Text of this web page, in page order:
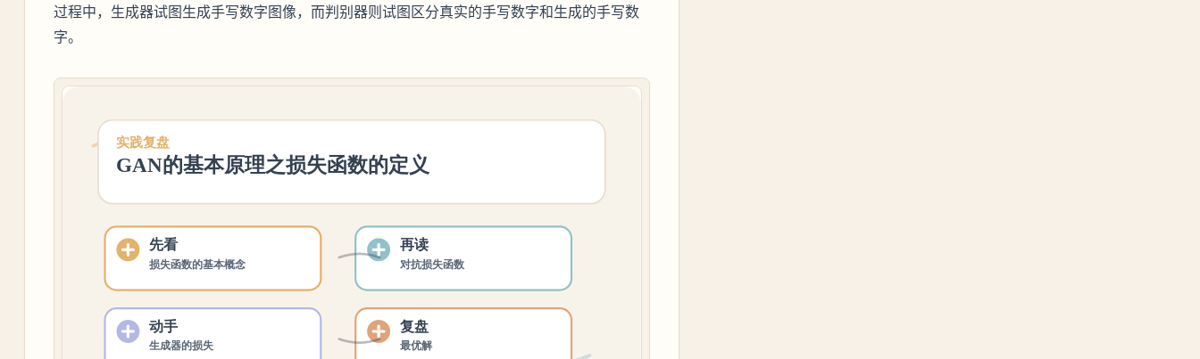
过程中，生成器试图生成手写数字图像，而判别器则试图区分真实的手写数字和生成的手写数
字。